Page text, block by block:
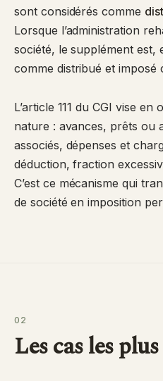
sont considérés comme
Lorsque l’administration
société, le supplément est,
comme distribué et imposé
L’article 111 du CGI vise
nature : avances, prêts ou
associés, dépenses et
déduction, fraction
C’est ce mécanisme qui
de société en imposition
02
Les cas les